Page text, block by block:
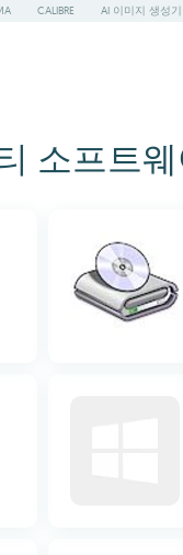
CALIBRE AI 이미지 생성기
소프트